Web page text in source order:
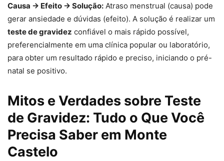
Causa → Efeito → Solução: Atraso menstrual (causa) pode
gerar ansiedade e dúvidas (efeito). A solução é realizar um
teste de gravidez confiável o mais rápido possível,
preferencialmente em uma clínica popular ou laboratório,
para obter um resultado rápido e preciso, iniciando o pré-
natal se positivo.
Mitos e Verdades sobre Teste
de Gravidez: Tudo o Que Você
Precisa Saber em Monte
Castelo